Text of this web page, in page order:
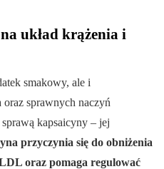
układ krążenia i
smakowy, ale i
oraz sprawnych naczyń
kapsaicyny – jej
przyczynia się do obniżenia
oraz pomaga regulować